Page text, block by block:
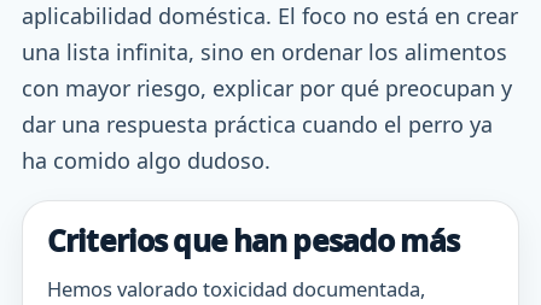
aplicabilidad doméstica. El foco no está en crear
una lista infinita, sino en ordenar los alimentos
con mayor riesgo, explicar por qué preocupan y
dar una respuesta práctica cuando el perro ya
ha comido algo dudoso.
Criterios que han pesado más
Hemos valorado toxicidad documentada,